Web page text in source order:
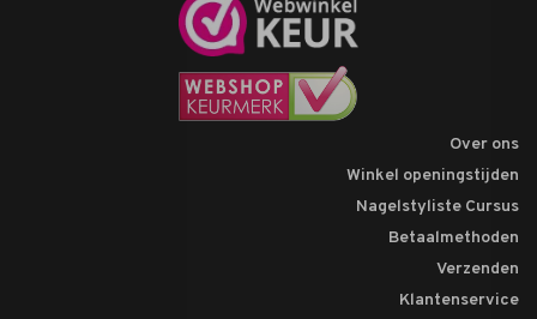
Over ons
Winkel openingstijden
Nagelstyliste Cursus
Betaalmethoden
Verzenden
Klantenservice